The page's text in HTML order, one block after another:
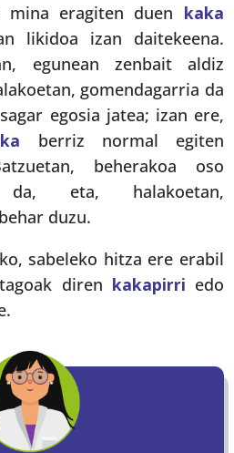
mina eragiten duen kaka
likidoa izan daitekeena.
egunean zenbait aldiz
gomendagarria da
egosia jatea; izan ere,
berriz normal egiten
beherakoa oso
eta, halakoetan,
duzu.
sabeleko hitza ere erabil
diren kakapirri edo